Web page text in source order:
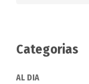
Categorias
AL DIA